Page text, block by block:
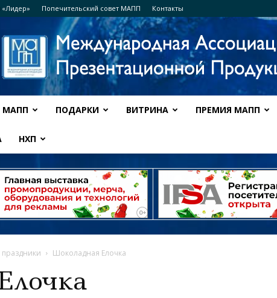
Попечительский совет МАПП Контакты
МАПП ПОДАРКИ ВИТРИНА ПРЕМИЯ МАПП
НХП
Шоколадная Елочка